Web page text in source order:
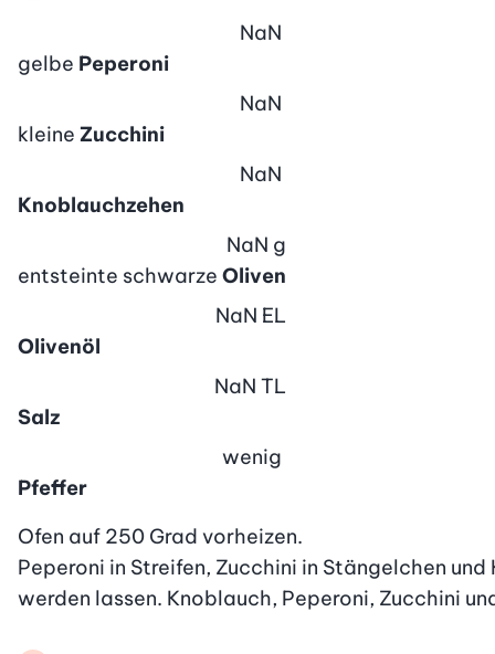
gelbe Peperoni
NaN
kleine Zucchini
NaN
Knoblauchzehen
NaN
entsteinte schwarze Oliven
NaN g
Olivenöl
NaN EL
Salz
NaN TL
Pfeffer
wenig
Ofen auf 250 Grad vorheizen.
Peperoni in Streifen, Zucchini in Stängelchen
werden lassen. Knoblauch, Peperoni, Zucchini